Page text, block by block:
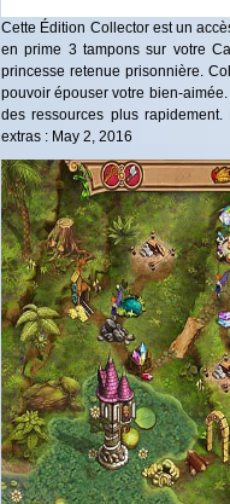
Cette Édition Collector est un
en prime 3 tampons sur votre
princesse retenue prisonnière.
pouvoir épouser votre bien-
des ressources plus
extras : May 2, 2016